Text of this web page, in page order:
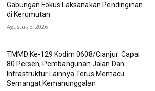
Gabungan Fokus Laksanakan Pendinginan
di Kerumutan
Agustus 5, 2026
TMMD Ke-129 Kodim 0608/Cianjur: Capai
80 Persen, Pembangunan Jalan Dan
Infrastruktur Lainnya Terus Memacu
Semangat Kemanunggalan